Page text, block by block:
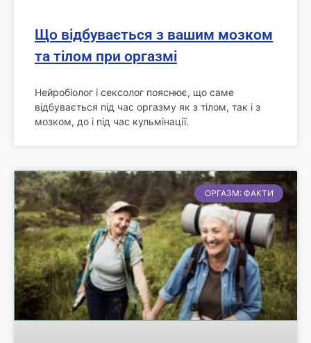
Що відбувається з вашим мозком
та тілом при оргазмі
Нейробіолог і сексолог пояснює, що саме
відбувається під час оргазму як з тілом, так і з
мозком, до і під час кульмінації.
ОРГАЗМ: ФАКТИ